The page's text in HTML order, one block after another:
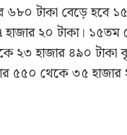
৬৮০ টাকা বেড়ে হবে
২০ টাকা। ১৫তম
২৩ হাজার ৪৯০ টাকা
৫৫০ থেকে ৩৫